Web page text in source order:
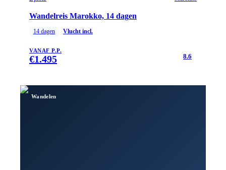
Wandelreis Marokko, 14 dagen
14 dagen Vlucht incl.
VANAF P.P.
€1.495 8.6
Wandelen